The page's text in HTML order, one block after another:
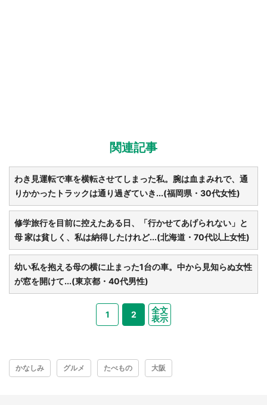
都道府選択
関連記事
わき見運転で車を横転させてしまった私。腕は血まみれで、通
りかかったトラックは通り過ぎていき...(福岡県・30代女性)
修学旅行を目前に控えたある日、「行かせてあげられない」と
母 家は貧しく、私は納得したけれど...(北海道・70代以上女性)
幼い私を抱える母の横に止まった1台の車。中から見知らぬ女性
が窓を開けて...(東京都・40代男性)
1 2
全文
表示
かなしみ グルメ たべもの 大阪